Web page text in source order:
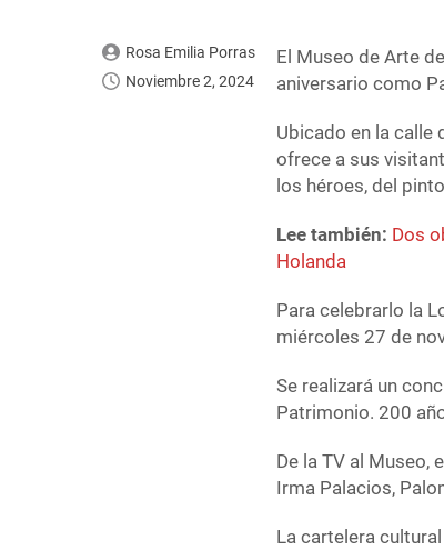
Rosa Emilia Porras
Noviembre 2, 2024
El Museo de Arte
aniversario como
Ubicado en la calle
ofrece a sus
los héroes, del
Lee también: Dos
Holanda
Para celebrarlo la
miércoles 27 de
Se realizará un
Patrimonio. 200
De la TV al Museo,
Irma Palacios,
La cartelera